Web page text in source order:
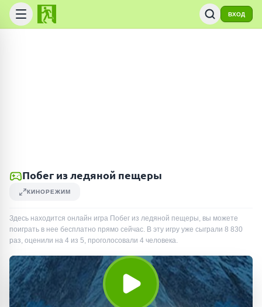
ВХОД
Побег из ледяной пещеры
КИНОРЕЖИМ
Здесь находится онлайн игра Побег из ледяной пещеры, вы можете
поиграть в нее бесплатно прямо сейчас. В эту игру уже сыграли 8 830
раз, оценили на 4 из 5, проголосовали 4 человека.